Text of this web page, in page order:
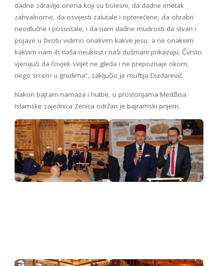
dadne zdravlje onima koji su bolesni, da dadne imetak
zahvalnome, da osvijesti zalutale i opterećene, da ohrabri
neodlučne i posustale, i da nam dadne mudrosti da stvari i
pojave u životu vidimo onakvim kakve jesu, a ne onakvim
kakvim nam ih naša neukost i naši dušmani prikazuju. Čvrsto
vjerujući da čovjek svijet ne gleda i ne prepoznaje okom,
nego srcem u grudima”, zaključio je muftija Dizdarević.
Nakon bajram-namaza i hutbe, u prostorijama Medžlisa
Islamske zajednica Zenica održan je bajramski prijem.